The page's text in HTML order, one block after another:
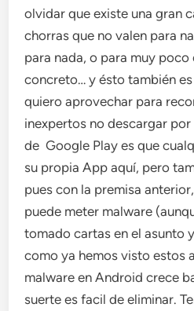
olvidar que existe una gran
chorras que no valen para
para nada, o para muy
concreto… y ésto también
quiero aprovechar para
inexpertos no descargar
de Google Play es que
su propia App aquí, pero
pues con la premisa
puede meter malware
tomado cartas en el asunto
como ya hemos visto estos
malware en Android crece
suerte es facil de eliminar.